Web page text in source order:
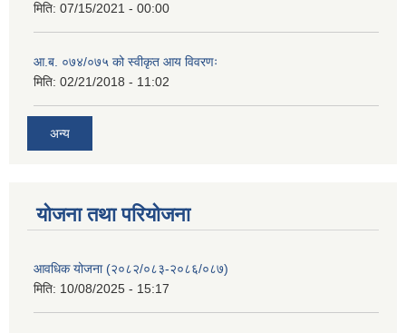
मिति: 07/15/2021 - 00:00
आ.ब. ०७४/०७५ को स्वीकृत आय विवरणः
मिति: 02/21/2018 - 11:02
अन्य
योजना तथा परियोजना
आवधिक योजना (२०८२/०८३-२०८६/०८७)
मिति: 10/08/2025 - 15:17